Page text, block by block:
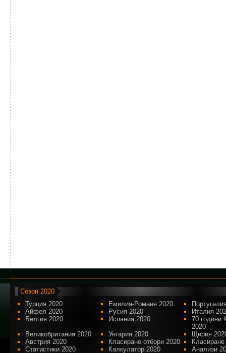
Сезон 2020
Турция 2020
Емилия-Романя 2020
Айфел 2020
Русия 2020
Италия
Белгия 2020
Испания 2020
70 години
2020
Великобритания 2020
Унгария 2020
Щирия
Австрия 2020
Класиране отбори 2020
Статистики 2020
Калкулатор 2020
Анализи